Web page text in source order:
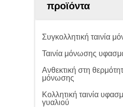
προϊόντα
Συγκολλητική ταινία
Ταινία μόνωσης
Ανθεκτική στη
μόνωσης
Κολλητική ταινία
γυαλιού